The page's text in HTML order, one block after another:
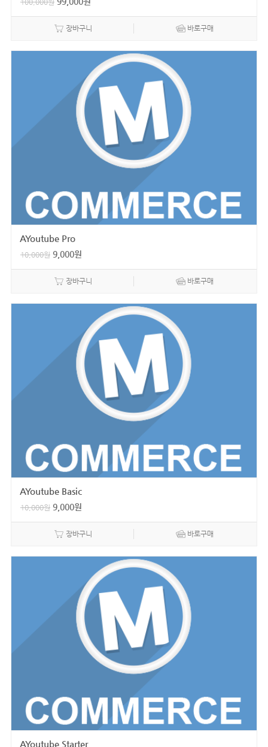
100,000원
장바구니 바로구매
AYoutube Pro
10,000원 9,000원
장바구니 바로구매
AYoutube Basic
10,000원 9,000원
장바구니 바로구매
AYoutube Starter